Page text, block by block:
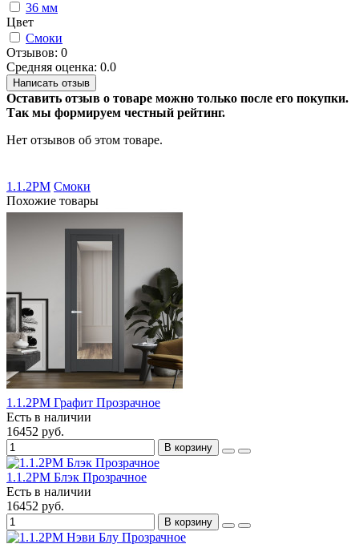
36 мм
Цвет
Смоки
Отзывов: 0
Средняя оценка: 0.0
Написать отзыв
Оставить отзыв о товаре можно только после его покупки.
Так мы формируем честный рейтинг.
Нет отзывов об этом товаре.
1.1.2PM Смоки
Похожие товары
1.1.2PM Графит Прозрачное
Есть в наличии
16452 руб.
В корзину
1.1.2PM Блэк Прозрачное
Есть в наличии
16452 руб.
В корзину